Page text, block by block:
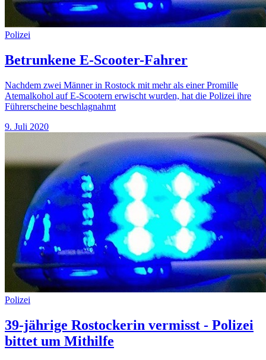
Polizei
Betrunkene E-Scooter-Fahrer
Nachdem zwei Männer in Rostock mit mehr als einer Promille
Atemalkohol auf E-Scootern erwischt wurden, hat die Polizei ihre
Führerscheine beschlagnahmt
9. Juli 2020
Polizei
39-jährige Rostockerin vermisst - Polizei
bittet um Mithilfe